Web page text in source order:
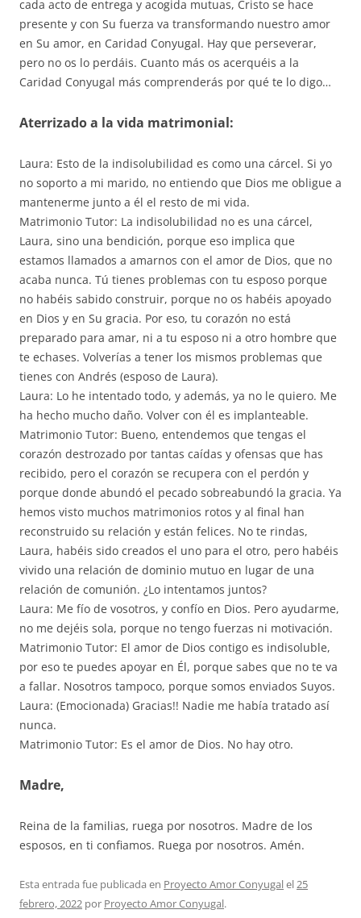
cada acto de entrega y acogida mutuas, Cristo se hace
presente y con Su fuerza va transformando nuestro amor
en Su amor, en Caridad Conyugal. Hay que perseverar,
pero no os lo perdáis. Cuanto más os acerquéis a la
Caridad Conyugal más comprenderás por qué te lo digo…
Aterrizado a la vida matrimonial:
Laura: Esto de la indisolubilidad es como una cárcel. Si yo
no soporto a mi marido, no entiendo que Dios me obligue a
mantenerme junto a él el resto de mi vida.
Matrimonio Tutor: La indisolubilidad no es una cárcel,
Laura, sino una bendición, porque eso implica que
estamos llamados a amarnos con el amor de Dios, que no
acaba nunca. Tú tienes problemas con tu esposo porque
no habéis sabido construir, porque no os habéis apoyado
en Dios y en Su gracia. Por eso, tu corazón no está
preparado para amar, ni a tu esposo ni a otro hombre que
te echases. Volverías a tener los mismos problemas que
tienes con Andrés (esposo de Laura).
Laura: Lo he intentado todo, y además, ya no le quiero. Me
ha hecho mucho daño. Volver con él es implanteable.
Matrimonio Tutor: Bueno, entendemos que tengas el
corazón destrozado por tantas caídas y ofensas que has
recibido, pero el corazón se recupera con el perdón y
porque donde abundó el pecado sobreabundó la gracia. Ya
hemos visto muchos matrimonios rotos y al final han
reconstruido su relación y están felices. No te rindas,
Laura, habéis sido creados el uno para el otro, pero habéis
vivido una relación de dominio mutuo en lugar de una
relación de comunión. ¿Lo intentamos juntos?
Laura: Me fío de vosotros, y confío en Dios. Pero ayudarme,
no me dejéis sola, porque no tengo fuerzas ni motivación.
Matrimonio Tutor: El amor de Dios contigo es indisoluble,
por eso te puedes apoyar en Él, porque sabes que no te va
a fallar. Nosotros tampoco, porque somos enviados Suyos.
Laura: (Emocionada) Gracias!! Nadie me había tratado así
nunca.
Matrimonio Tutor: Es el amor de Dios. No hay otro.
Madre,
Reina de la familias, ruega por nosotros. Madre de los
esposos, en ti confiamos. Ruega por nosotros. Amén.
Esta entrada fue publicada en Proyecto Amor Conyugalel25
febrero, 2022 por Proyecto Amor Conyugal.